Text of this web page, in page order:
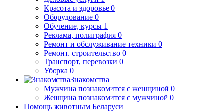
Красота и здоровье 0
Оборудование 0
Обучение, курсы 1
Реклама, полиграфия 0
Ремонт и обслуживание техники 0
Ремонт, строительство 0
Транспорт, перевозки 0
Уборка 0
Знакомства
Мужчина познакомится с женщиной 0
Женщина познакомится с мужчиной 0
Помощь животным Беларуси